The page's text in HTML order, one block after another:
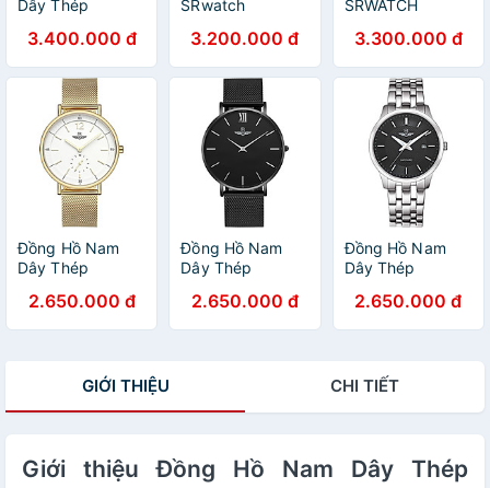
Dây Thép
SG8702.1402
(39mm)
3.400.000 đ
SRwatch
Sapphire - 40mm
- Quartz (Pin) -
Dây kim loại
3.200.000 đ
SRWATCH
3.300.000 đ
Đồng Hồ Nam
Dây Thép
SG2087.1402
(39mm)
2.650.000 đ
Đồng Hồ Nam
Dây Thép
SG1085.1601
(40mm)
2.650.000 đ
Đồng Hồ Nam
Dây Thép
SG7332.1101
(39mm)
2.650.000 đ
GIỚI THIỆU CHI TIẾT
Giới thiệu Đồng Hồ Nam Dây Thép